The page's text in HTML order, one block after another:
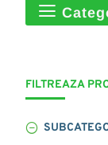
FILTREAZA